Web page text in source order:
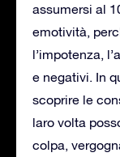
assumersi al
emotività,
l’impotenza,
e negativi. In
scoprire le
laro volta
colpa,